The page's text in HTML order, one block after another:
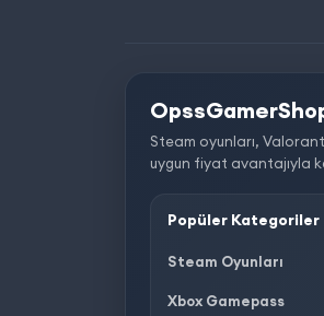
Steam oyunları,
uygun fiyat avantajıyla
Popüler Kategoriler
Steam Oyunları
Xbox Gamepass